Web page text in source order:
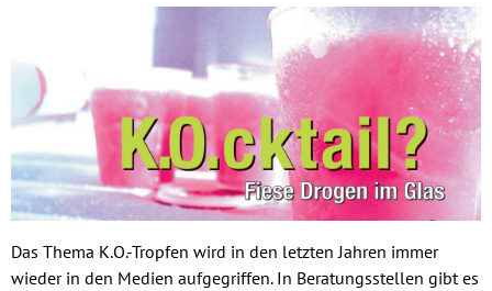
Das Thema K.O.-Tropfen wird in den letzten Jahren immer
wieder in den Medien aufgegriffen. In Beratungsstellen gibt es